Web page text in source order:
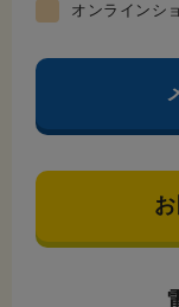
オンラインシ